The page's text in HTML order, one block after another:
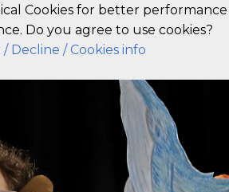
Cookies for better performance
Do you agree to use cookies?
/ Decline / Cookies info